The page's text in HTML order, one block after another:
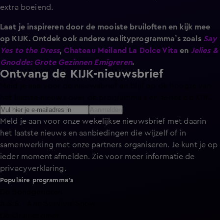
extra boeiend.
Laat je inspireren door de mooiste bruiloften en kijk mee
op KIJK. Ontdek ook andere realityprogramma’s zoals Say
Yes to the Dress, Chateau Meiland La Dolce Vita en Jelies &
Gnodde: Grote Gezinnen Emigreren.
Ontvang de KIJK-nieuwsbrief
Meld je aan voor onze wekelijkse nieuwsbrief met daarin
het laatste nieuws en aanbiedingen die wijzelf of in
samenwerking met onze partners organiseren. Je kunt je op
ieder moment afmelden. Zie voor meer informatie de
privacyverklaring.
Populaire programma's